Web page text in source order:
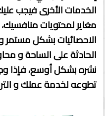
الخدمات الأخرى فيجب
مغاير لمحتويات منافسيك،
الاحصائيات بشكل مستمر
الحادثة على الساحة و
نشره بشكل أوسع، فإذا
تطوعه لخدمة عملك و